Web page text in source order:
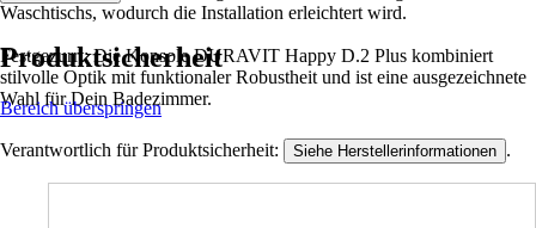
Waschtischs, wodurch die Installation erleichtert wird.
Festgezurrt: Die Konsole DURAVIT Happy D.2 Plus kombiniert
stilvolle Optik mit funktionaler Robustheit und ist eine ausgezeichnete
Wahl für Dein Badezimmer.
Produktsicherheit
Bereich überspringen
Verantwortlich für Produktsicherheit: Siehe Herstellerinformationen .